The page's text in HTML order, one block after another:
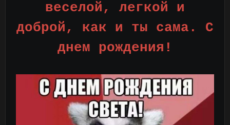
веселой, легкой и
доброй, как и ты сама. С
днем рождения!